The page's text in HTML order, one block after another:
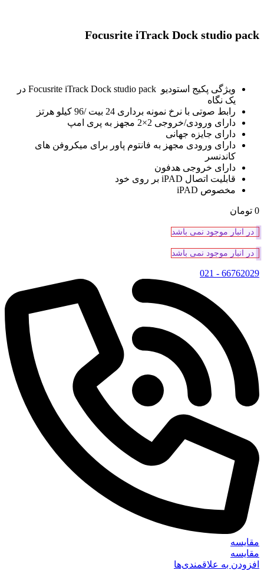
Focusrite iTrack Dock studio pack
ویژگی پکیج استودیو Focusrite iTrack Dock studio pack در
یک نگاه
رابط صوتی با نرخ نمونه برداری 24 بیت /96 کیلو هرتز
دارای ورودی/خروجی 2×2 مجهز به پری امپ
دارای جایزه جهانی
دارای ورودی مجهز به فانتوم پاور برای میکروفن های
کاندنسر
دارای خروجی هدفون
قابلیت اتصال iPAD بر روی خود
مخصوص iPAD
0 تومان
در انبار موجود نمی باشد
در انبار موجود نمی باشد
66762029 - 021
مقایسه
مقایسه
افزودن به علاقمندی‌ها